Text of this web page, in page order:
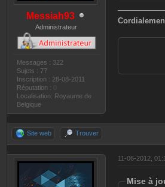
Messiah93
Administrateur
Messages : 322
Sujets : 77
Inscription : 28-08-2011
Réputation :
Localisation: Royaume de
Belgique
Site web Trouver
11-06-2012,
Mise à